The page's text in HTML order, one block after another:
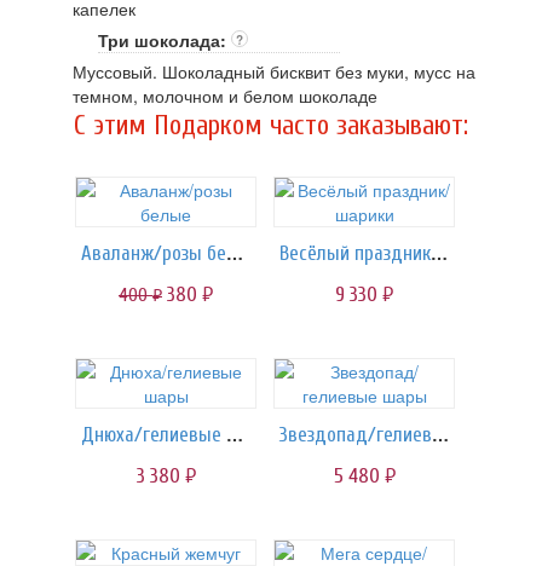
капелек
Три шоколада:
?
Муссовый. Шоколадный бисквит без муки, мусс на
темном, молочном и белом шоколаде
C этим Подарком часто заказывают:
Аваланж/розы белые
400руб. 380 руб.
Весёлый праздник/шарики
9 330 руб.
Днюха/гелиевые шары
3 380 руб.
Звездопад/гелиевые шары
5 480 руб.